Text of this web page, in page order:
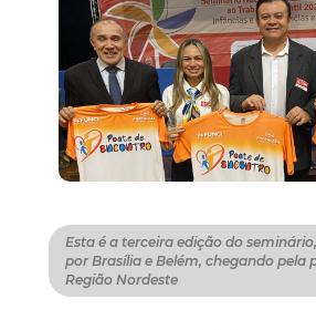
Esta é a terceira edição do
por Brasília e Belém, chegando pela
Região Nordeste